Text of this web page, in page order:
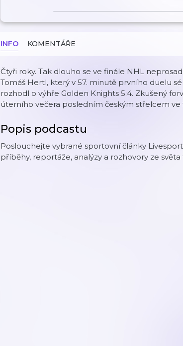
INFO KOMENTÁŘE
Čtyři roky. Tak dlouho se ve finále NHL
Tomáš Hertl, který v 57. minutě prvního duelu
rozhodl o výhře Golden Knights 5:4. Zkušený
úterního večera posledním českým střelcem ve
Popis podcastu
Poslouchejte vybrané sportovní články
příběhy, reportáže, analýzy a rozhovory ze